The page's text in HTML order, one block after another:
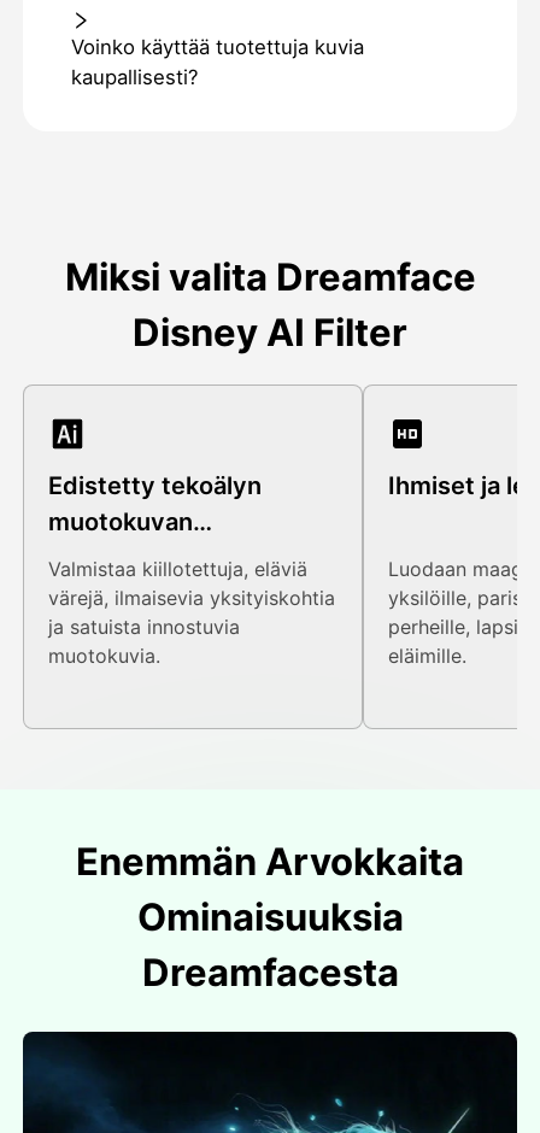
Voinko käyttää tuotettuja kuvia
kaupallisesti?
Miksi valita Dreamface
Disney AI Filter
Edistetty tekoälyn
muotokuvan
tuottaminen
Valmistaa kiillotettuja, eläviä
värejä, ilmaisevia yksityiskohtia
ja satuista innostuvia
muotokuvia.
Ihmiset ja
Luodaan
yksilöille,
perheille,
eläimille.
Enemmän Arvokkaita
Ominaisuuksia
Dreamfacesta